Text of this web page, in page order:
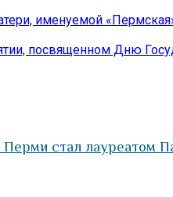
именуемой
посвященном Дню
стал лауреатом